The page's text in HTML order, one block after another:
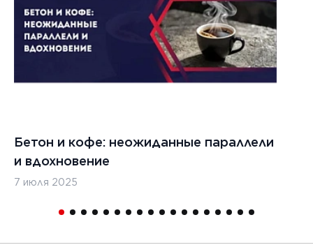
Бетон и кофе: неожиданные параллели
и вдохновение
7 июля 2025